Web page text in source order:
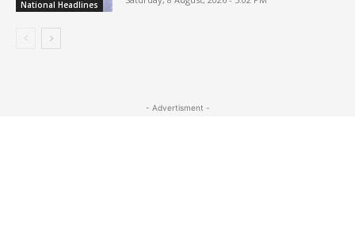
National Headlines
- Advertisment -